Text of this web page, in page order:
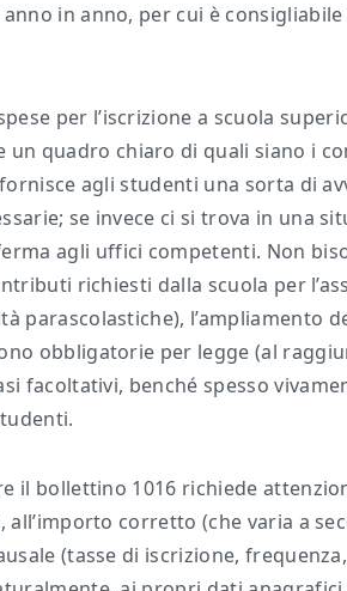
in anno, per cui è
per l’iscrizione a scuola
un quadro chiaro di quali siano i
agli studenti una sorta di
se invece ci si trova in una
agli uffici competenti. Non
richiesti dalla scuola per
parascolastiche), l’ampliamento
obbligatorie per legge (al
facoltativi, benché spesso
il bollettino 1016 richiede
all’importo corretto (che varia a
(tasse di iscrizione,